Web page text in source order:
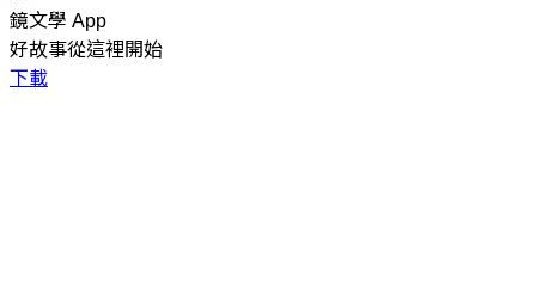
鏡文學 App
好故事從這裡開始
下載